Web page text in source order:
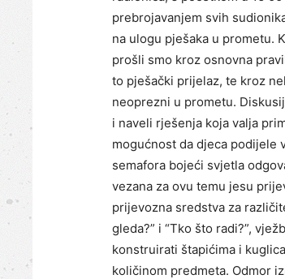
prebrojavanjem svih
na ulogu pješaka u prometu.
prošli smo kroz osnovna
to pješački prijelaz, te kroz
neoprezni u prometu.
i naveli rješenja koja valja
mogućnost da djeca podijele
semafora bojeći svjetla
vezana za ovu temu jesu
prijevozna sredstva za
gleda?” i “Tko što radi?”,
konstruirati štapićima i
količinom predmeta. Odmor